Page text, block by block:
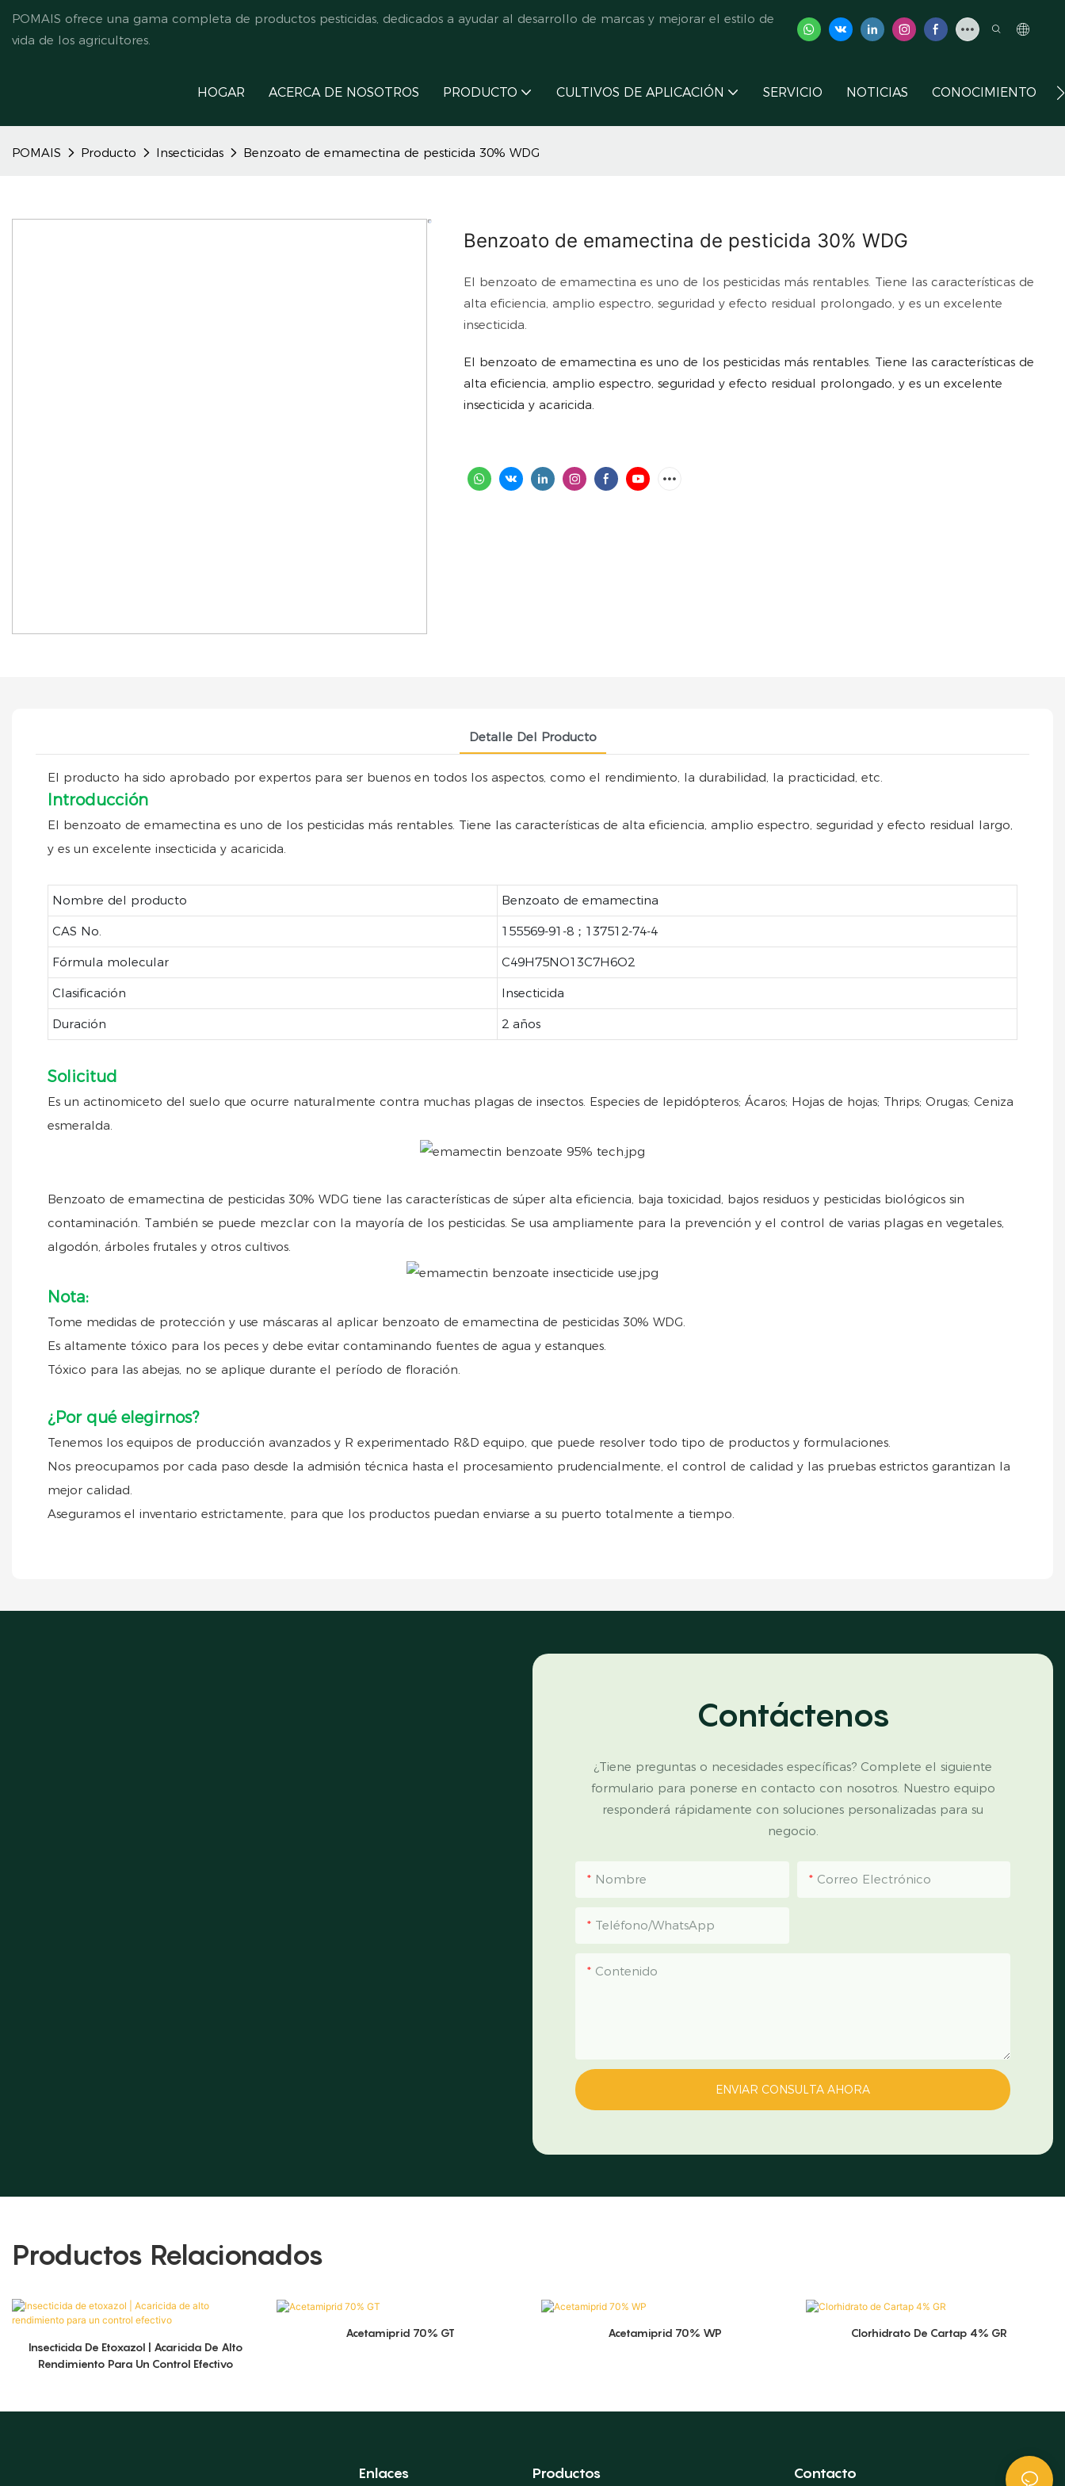
POMAIS ofrece una gama completa de productos pesticidas, dedicados a ayudar al desarrollo de marcas y mejorar el estilo de
vida de los agricultores.
HOGAR ACERCA DE NOSOTROS PRODUCTO CULTIVOS DE APLICACIÓN SERVICIO NOTICIAS CONOCIMIENTO
POMAIS Producto Insecticidas Benzoato de emamectina de pesticida 30% WDG
Benzoato de emamectina de pesticida 30% WDG
El benzoato de emamectina es uno de los pesticidas más rentables. Tiene las características de
alta eficiencia, amplio espectro, seguridad y efecto residual prolongado, y es un excelente
insecticida.
El benzoato de emamectina es uno de los pesticidas más rentables. Tiene las características de
alta eficiencia, amplio espectro, seguridad y efecto residual prolongado, y es un excelente
insecticida y acaricida.
Detalle Del Producto
El producto ha sido aprobado por expertos para ser buenos en todos los aspectos, como el rendimiento, la durabilidad, la practicidad, etc.
Introducción
El benzoato de emamectina es uno de los pesticidas más rentables. Tiene las características de alta eficiencia, amplio espectro, seguridad y efecto residual largo,
y es un excelente insecticida y acaricida.
Nombre del producto Benzoato de emamectina
CAS No. 155569-91-8；137512-74-4
Fórmula molecular C49H75NO13C7H6O2
Clasificación Insecticida
Duración 2 años
Solicitud
Es un actinomiceto del suelo que ocurre naturalmente contra muchas plagas de insectos. Especies de lepidópteros; Ácaros; Hojas de hojas; Thrips; Orugas; Ceniza
esmeralda.
Benzoato de emamectina de pesticidas 30% WDG tiene las características de súper alta eficiencia, baja toxicidad, bajos residuos y pesticidas biológicos sin
contaminación. También se puede mezclar con la mayoría de los pesticidas. Se usa ampliamente para la prevención y el control de varias plagas en vegetales,
algodón, árboles frutales y otros cultivos.
Nota:
Tome medidas de protección y use máscaras al aplicar benzoato de emamectina de pesticidas 30% WDG.
Es altamente tóxico para los peces y debe evitar contaminando fuentes de agua y estanques.
Tóxico para las abejas, no se aplique durante el período de floración.
¿Por qué elegirnos?
Tenemos los equipos de producción avanzados y R experimentado R&D equipo, que puede resolver todo tipo de productos y formulaciones.
Nos preocupamos por cada paso desde la admisión técnica hasta el procesamiento prudencialmente, el control de calidad y las pruebas estrictos garantizan la
mejor calidad.
Aseguramos el inventario estrictamente, para que los productos puedan enviarse a su puerto totalmente a tiempo.
Contáctenos
¿Tiene preguntas o necesidades específicas? Complete el siguiente
formulario para ponerse en contacto con nosotros. Nuestro equipo
responderá rápidamente con soluciones personalizadas para su
negocio.
Nombre Correo Electrónico
Teléfono/WhatsApp
Contenido
ENVIAR CONSULTA AHORA
Productos Relacionados
Insecticida De Etoxazol | Acaricida De Alto
Rendimiento Para Un Control Efectivo
Acetamiprid 70% GT Acetamiprid 70% WP Clorhidrato De Cartap 4% GR
Enlaces Productos Contacto